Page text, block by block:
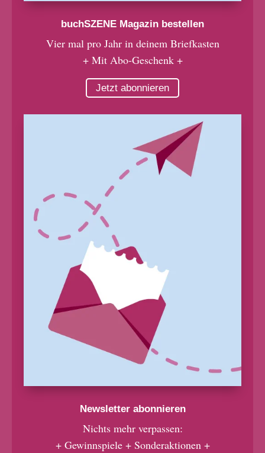
buchSZENE Magazin bestellen
Vier mal pro Jahr in deinem Briefkasten
+ Mit Abo-Geschenk +
Jetzt abonnieren
Newsletter abonnieren
Nichts mehr verpassen:
+ Gewinnspiele + Sonderaktionen +